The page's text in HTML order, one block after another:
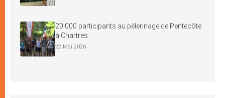
20 000 participants au pèlerinage de Pentecôte
à Chartres
22 Mai 2026